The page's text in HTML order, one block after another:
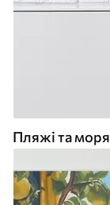
Пляжі та моря